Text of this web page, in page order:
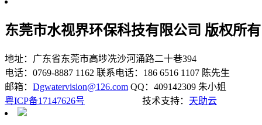
东莞市水视界环保科技有限公司 版权所有
地址：广东省东莞市高埗冼沙河涌路二十巷394
电话：0769-8887 1162 联系电话：186 6516 1107 陈先生
邮箱： Dgwatervision@126.com QQ：409142309 朱小姐
粤ICP备17147626号
技术支持： 天助云